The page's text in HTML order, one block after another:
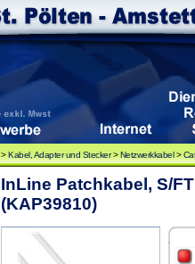
>Kabel, Adapter und Stecker>Netzwerkkabel>
InLine Patchkabel, S/
(KAP39810)